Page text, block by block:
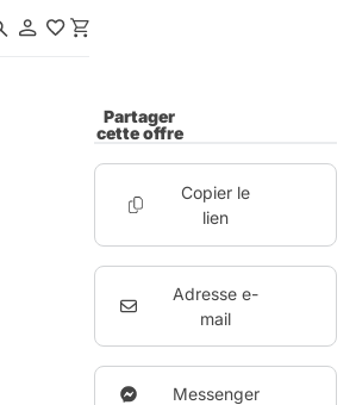
Partager
cette offre
Copier le
lien
Adresse e-
mail
Messenger